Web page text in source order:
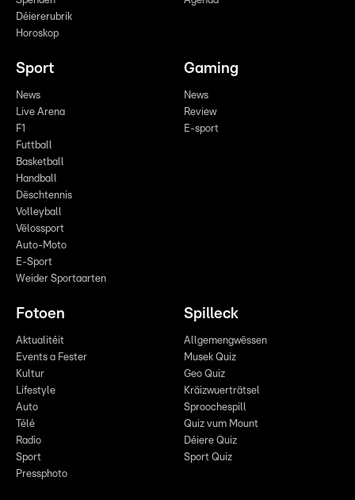
Déiererubrik
Horoskop
Sport
News
Live Arena
F1
Futtball
Basketball
Handball
Dëschtennis
Volleyball
Vëlossport
Auto-Moto
E-Sport
Weider Sportaarten
Gaming
News
Review
E-sport
Fotoen
Aktualitéit
Events a Fester
Kultur
Lifestyle
Auto
Télé
Radio
Sport
Pressphoto
Spilleck
Allgemengwëssen
Musek Quiz
Geo Quiz
Kräizwuerträtsel
Sproochespill
Quiz vum Mount
Déiere Quiz
Sport Quiz